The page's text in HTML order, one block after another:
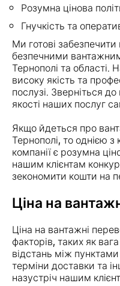
Розумна цінова
Гнучкість та
Ми готові
безпечними
Тернополі та області.
високу якість та
послузі. Зверніться
якості наших послуг
Якщо йдеться про
Тернополі, то однією
компанії є розумна
нашим клієнтам
зекономити кошти на
Ціна на
Ціна на вантажні
факторів, таких як
відстань між
терміни доставки та
назустріч нашим